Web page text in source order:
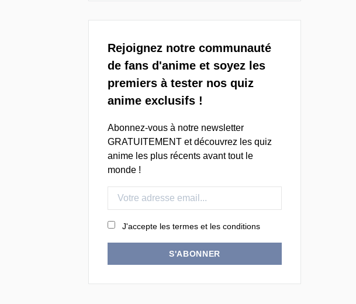
Rejoignez notre communauté
de fans d'anime et soyez les
premiers à tester nos quiz
anime exclusifs !
Abonnez-vous à notre newsletter
GRATUITEMENT et découvrez les quiz
anime les plus récents avant tout le
monde !
J'accepte les termes et les conditions
S'ABONNER